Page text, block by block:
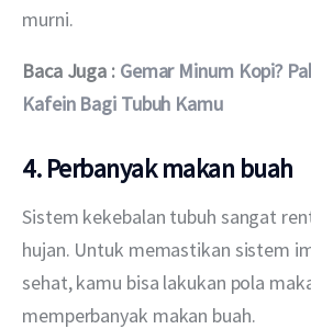
murni.
Baca Juga : Gemar Minum Kopi?
Kafein Bagi Tubuh Kamu
4. Perbanyak makan buah
Sistem kekebalan tubuh sangat
hujan. Untuk memastikan sistem
sehat, kamu bisa lakukan pola
memperbanyak makan buah.